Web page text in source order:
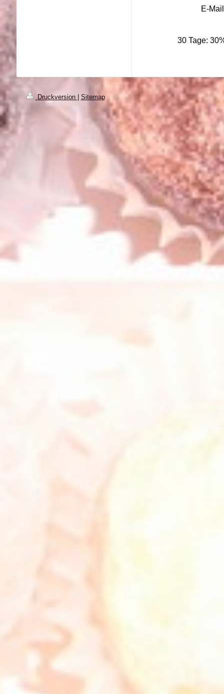
E-
30 Tage:
Druckversion Sitemap